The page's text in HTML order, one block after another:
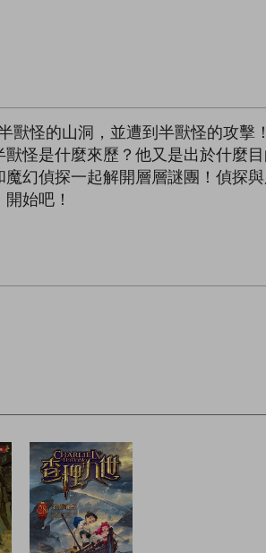
怪的山洞，並遭到半獸怪的攻擊
怪是什麼來歷？他又是出於什麼
幻偵探一起解開層層謎團！偵探
始吧！